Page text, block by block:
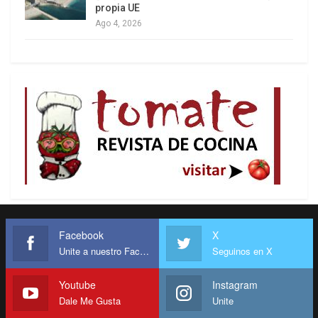
democracia como las finanzas, el ejército y otras
decisiones equivocadas que condujeron al actual
estancamiento del gobierno.
En la campaña, Lula anunció la revocación del
techo de gasto. Con el estallido del techo en casi
800 mil millones de reales para el desastroso
gobierno fascista-militar, los neoliberales
propia UE
Ago 4, 2026
Facebook
Unite a nuestro Facebook
X
Seguinos en X
Youtube
Dale Me Gusta
Instagram
Unite